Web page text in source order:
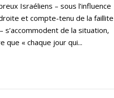
Israéliens – sous l’influence
et compte-tenu de la faillite
s’accommodent de la situation,
que « chaque jour qui...